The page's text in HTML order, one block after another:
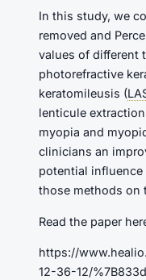
In this study, we
removed and
values of different
photorefractive
keratomileusis (
lenticule
myopia and
clinicians an
potential influence
those methods on
Read the paper
https://
12-36-12/